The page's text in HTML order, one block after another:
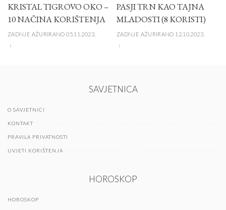
KRISTAL TIGROVO OKO –
10 NAČINA KORIŠTENJA
ZADNJE AŽURIRANO 05.11.2023.
PASJI TRN KAO TAJNA
MLADOSTI (8 KORISTI)
ZADNJE AŽURIRANO 12.10.2023.
SAVJETNICA
O SAVJETNICI
KONTAKT
PRAVILA PRIVATNOSTI
UVJETI KORIŠTENJA
HOROSKOP
HOROSKOP